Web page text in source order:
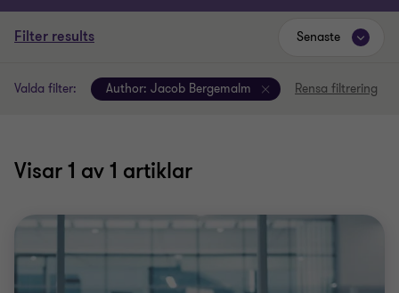
Filter results
Valda filter: Author: Jacob Bergemalm Rensa filtrering
Visar1 av 1 artiklar
Senaste